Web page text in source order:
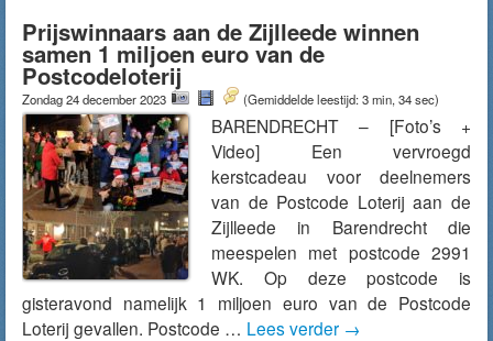
Prijswinnaars aan de Zijlleede winnen
samen 1 miljoen euro van de
Postcodeloterij
Zondag 24 december 2023 (Gemiddelde leestijd: 3 min, 34 sec)
BARENDRECHT – [Foto’s +
Video] Een vervroegd
kerstcadeau voor deelnemers
van de Postcode Loterij aan de
Zijlleede in Barendrecht die
meespelen met postcode 2991
WK. Op deze postcode is
gisteravond namelijk 1 miljoen euro van de Postcode
Loterij gevallen. Postcode … Lees verder →